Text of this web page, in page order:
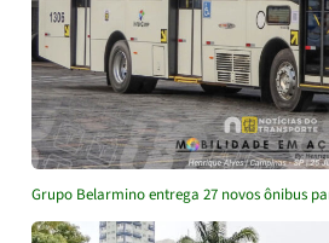
Grupo Belarmino entrega 27 novos ônibus